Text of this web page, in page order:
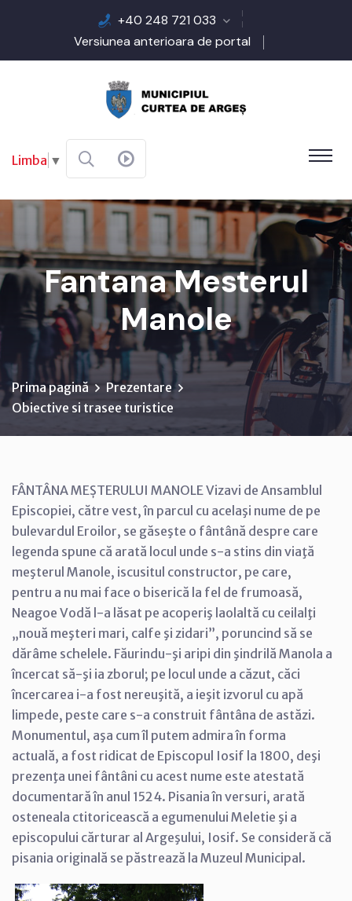
+40 248 721 033
Versiunea anterioara de portal
Limba ▼
Fantana Mesterul
Manole
Prima pagină
Prezentare
Obiective si trasee turistice
FÂNTÂNA MEȘTERULUI MANOLE Vizavi de Ansamblul
Episcopiei, către vest, în parcul cu acelaşi nume de pe
bulevardul Eroilor, se găseşte o fântână despre care
legenda spune că arată locul unde s-a stins din viaţă
meşterul Manole, iscusitul constructor, pe care,
pentru a nu mai face o biserică la fel de frumoasă,
Neagoe Vodă l-a lăsat pe acoperiş laolaltă cu ceilalţi
„nouă meşteri mari, calfe şi zidari”, poruncind să se
dărâme schelele. Făurindu-şi aripi din şindrilă Manola a
încercat să-şi ia zborul; pe locul unde a căzut, căci
încercarea i-a fost nereuşită, a ieşit izvorul cu apă
limpede, peste care s-a construit fântâna de astăzi.
Monumentul, aşa cum îl putem admira în forma
actuală, a fost ridicat de Episcopul Iosif la 1800, deşi
prezenţa unei fântâni cu acest nume este atestată
documentară în anul 1524. Pisania în versuri, arată
osteneala ctitoricească a egumenului Meletie şi a
episcopului cărturar al Argeşului, Iosif. Se consideră că
pisania originală se păstrează la Muzeul Municipal.